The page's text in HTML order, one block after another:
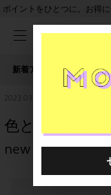
ポイントをひとつに。お得
新着アイテム 人気ワ
2023.03.04
色とテクスチ
new brand！